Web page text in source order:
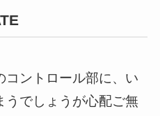
コントロール部に、い
うでしょうが心配ご無